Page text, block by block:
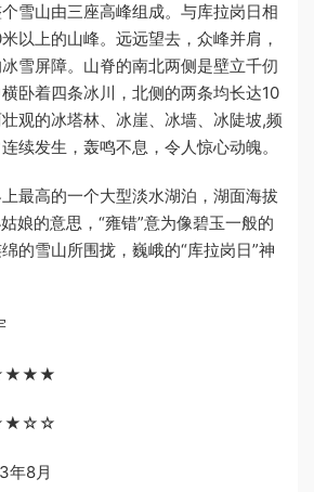
雪山由三座高峰组成。与库拉岗日相
以上的山峰。远远望去，众峰并肩，
雪屏障。山脊的南北两侧是壁立千仞
卧着四条冰川，北侧的两条均长达10
观的冰塔林、冰崖、冰墙、冰陡坡,频
续发生，轰鸣不息，令人惊心动魄。
高的一个大型淡水湖泊，湖面海拔
娘的意思，“雍错”意为像碧玉一般的
的雪山所围拢，巍峨的“库拉岗日”神
8月